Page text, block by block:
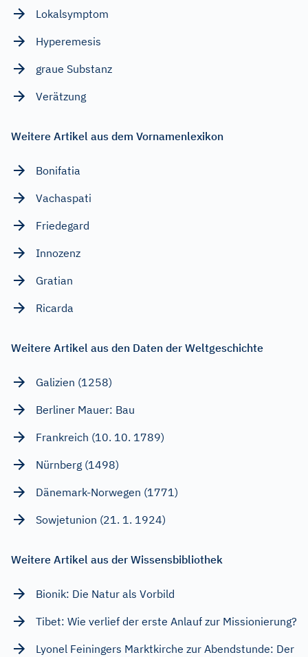
Lokalsymptom
Hyperemesis
graue Substanz
Verätzung
Weitere Artikel aus dem Vornamenlexikon
Bonifatia
Vachaspati
Friedegard
Innozenz
Gratian
Ricarda
Weitere Artikel aus den Daten der Weltgeschichte
Galizien (1258)
Berliner Mauer: Bau
Frankreich (10. 10. 1789)
Nürnberg (1498)
Dänemark-Norwegen (1771)
Sowjetunion (21. 1. 1924)
Weitere Artikel aus der Wissensbibliothek
Bionik: Die Natur als Vorbild
Tibet: Wie verlief der erste Anlauf zur Missionierung?
Lyonel Feiningers Marktkirche zur Abendstunde: Der